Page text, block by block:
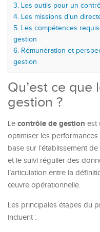
3. Les outils pour un
4. Les missions d’un
5. Les compétences
gestion
6. Rémunération et
gestion
Qu’est ce que
gestion ?
Le contrôle de gestion est
optimiser les performances
base sur l’établissement
et le suivi régulier des
l’articulation entre la
œuvre opérationnelle.
Les principales étapes du
incluent :